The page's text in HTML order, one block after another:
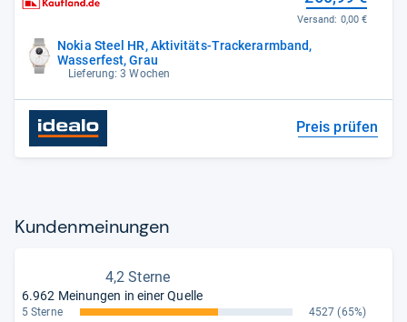
Nokia Steel HR, Aktivitäts-Trackerarmband,
Wasserfest, Grau
Lieferung: 3 Wochen
Versand: 0,00 €
Preis prüfen
Kun­den­mei­nun­gen
4,2 Sterne
6.962 Meinungen in einer Quelle
5 Sterne 4527 (65%)